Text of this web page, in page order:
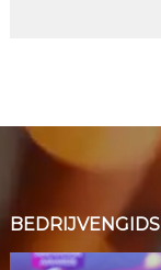
BEDRIJVENGIDS